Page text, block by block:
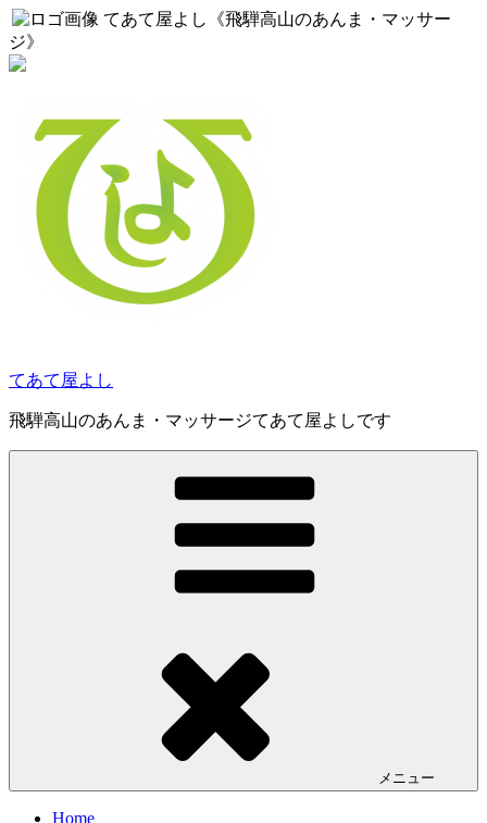
てあて屋よし《飛騨高山のあんま・マッサー
ジ》
コ
てあて屋よし
飛騨高山のあんま・マッサージてあて屋よしです
メニュー
Home